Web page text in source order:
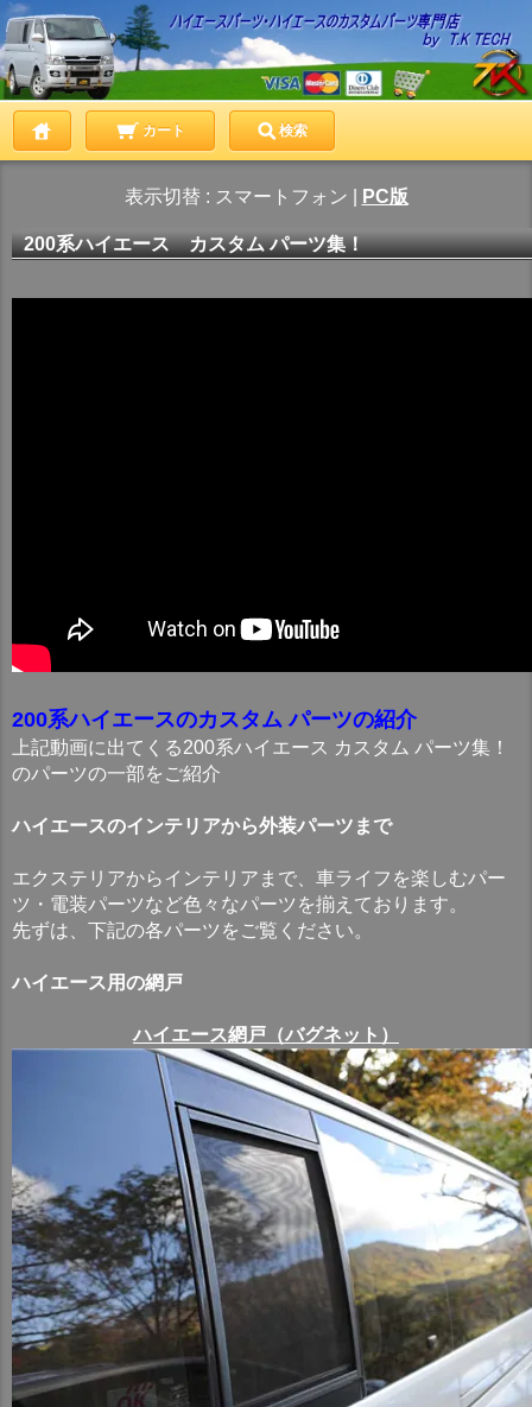
カート 検索
表示切替 : スマートフォン PC版
200系ハイエース カスタム パーツ集！
200系ハイエースのカスタム パーツの紹介
上記動画に出てくる200系ハイエース カスタム パーツ集！
のパーツの一部をご紹介
ハイエースのインテリアから外装パーツまで
エクステリアからインテリアまで、車ライフを楽しむパー
ツ・電装パーツなど色々なパーツを揃えております。
先ずは、下記の各パーツをご覧ください。
ハイエース用の網戸
ハイエース網戸（バグネット）